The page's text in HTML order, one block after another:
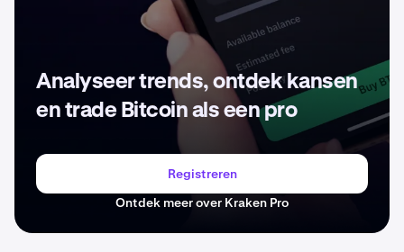
Analyseer trends, ontdek kansen
en trade Bitcoin als een pro
Registreren
Ontdek meer over Kraken Pro